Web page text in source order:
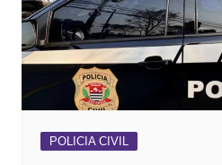
POLICIA CIVIL